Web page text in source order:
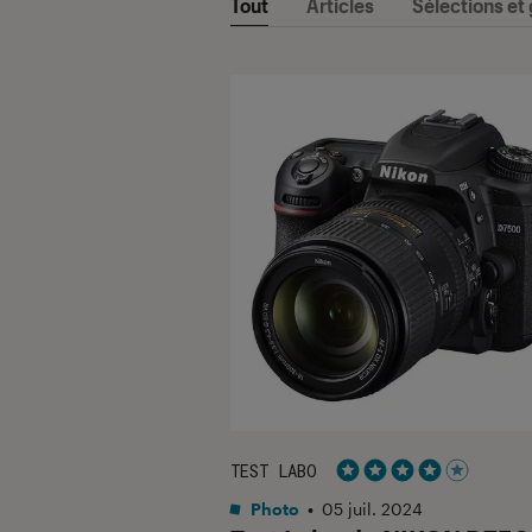
TEST LABO
Noté 4 étoiles sur 5
Photo • 05 juil. 2024